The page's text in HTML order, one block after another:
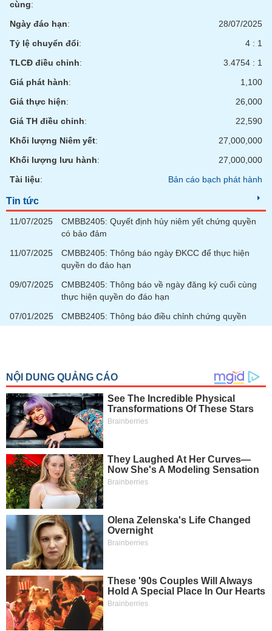
cùng:
Ngày đáo hạn:
28/07/2025
Tỷ lệ chuyển đổi:
4 : 1
TLCĐ điều chỉnh:
3.4754 : 1
Giá phát hành:
1,100
Giá thực hiện:
26,000
Giá TH điều chỉnh:
22,590
Khối lượng Niêm yết:
27,000,000
Khối lượng lưu hành:
27,000,000
Tài liệu: Bản cáo bạch phát hành
Tin tức
11/07/2025
CMBB2405: Quyết định hủy niêm yết chứng quyền
có bảo đảm
11/07/2025
CMBB2405: Thông báo ngày ĐKCC để thực hiện
quyền do đáo hạn
09/07/2025
CMBB2405: Thông báo về ngày đăng ký cuối cùng
thực hiện quyền do đáo hạn
07/01/2025
CMBB2405: Thông báo điều chỉnh chứng quyền